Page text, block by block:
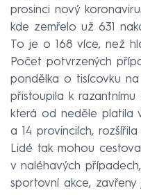
prosinci nový
kde zemřelo už 631
To je o 168 více, než
Počet potvrzených
pondělka o tisícovku na
přistoupila k
která od neděle platila
a 14 provinciích,
Lidé tak mohou
v naléhavých
sportovní akce,